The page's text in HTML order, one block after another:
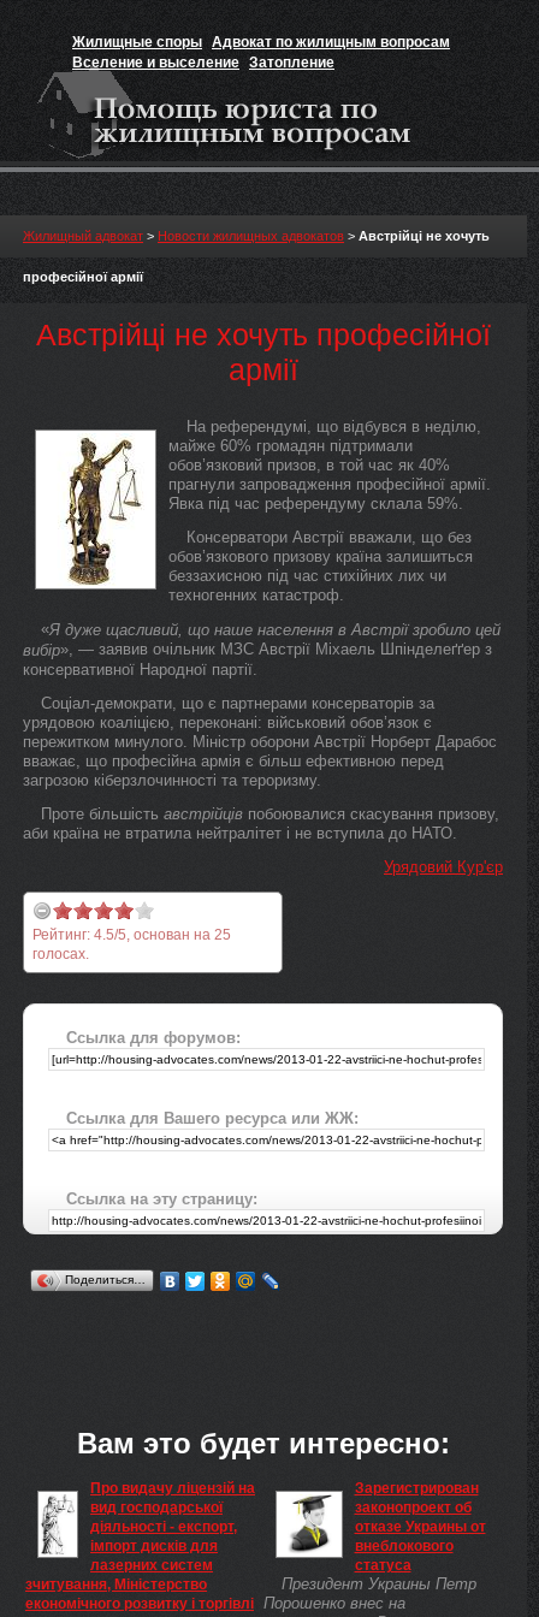
Жилищные споры Адвокат по жилищным вопросам
Вселение и выселение Затопление
Признание прав на жильё
Жилищный адвокат > Новости жилищных адвокатов > Австрійці не хочуть
професійної армії
Австрійці не хочуть професійної
армії
На референдумі, що відбувся в неділю,
майже 60% громадян підтримали
обов’язковий призов, в той час як 40%
прагнули запровадження професійної армії.
Явка під час референдуму склала 59%.
Консерватори Австрії вважали, що без
обов’язкового призову країна залишиться
беззахисною під час стихійних лих чи
техногенних катастроф.
«Я дуже щасливий, що наше населення в Австрії зробило цей
вибір», — заявив очільник МЗС Австрії Міхаель Шпінделеґґер з
консервативної Народної партії.
Соціал-демократи, що є партнерами консерваторів за
урядовою коаліцією, переконані: військовий обов’язок є
пережитком минулого. Міністр оборони Австрії Норберт Дарабос
вважає, що професійна армія є більш ефективною перед
загрозою кіберзлочинності та тероризму.
Проте більшість австрійців побоювалися скасування призову,
аби країна не втратила нейтралітет і не вступила до НАТО.
Урядовий Кур'єр
Рейтинг: 4.5/5, основан на 25
голосах.
Ссылка для форумов:
Ссылка для Вашего ресурса или ЖЖ:
Ссылка на эту страницу:
Поделиться…
Вам это будет интересно:
Про видачу ліцензій на
вид господарської
діяльності - експорт,
імпорт дисків для
лазерних систем
зчитування, Міністерство
економічного розвитку і торгівлі
Зарегистрирован
законопроект об
отказе Украины от
внеблокового
статуса
Президент Украины Петр
Порошенко внес на